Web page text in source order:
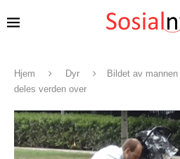
Hjem Dyr
Bildet av
deles verden over